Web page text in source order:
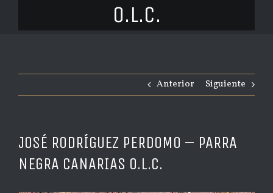
O.L.C.
Anterior Siguiente
JOSÉ RODRÍGUEZ PERDOMO – PARRA
NEGRA CANARIAS O.L.C.